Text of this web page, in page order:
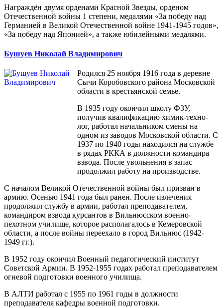
Награждён двумя орденами Красной Звезды, орденом
Отечественной войны 1 степени, медалями «За победу над
Германией в Великой Отечественной войне 1941-1945 годов»,
«За победу над Японией», а также юбилейными медалями.
Бушуев Николай Владимирович
Родился 25 ноября 1916 года в деревне
Сычи Коробовского района Московской
области в крестьянской семье.
В 1935 году окончил школу ФЗУ,
получив квалификацию химик-техно-
лог, работал начальником смены на
одном из заводов Московской области. С
1937 по 1940 годы находился на службе
в рядах РККА в должности командира
взвода. После увольнения в запас
продолжил работу на производстве.
С началом Великой Отечественной войны был призван в
армию. Осенью 1941 года был ранен. После излечения
продолжил службу в армии, работал преподавателем,
командиром взвода курсантов в Вильнюсском военно-
пехотном училище, которое располагалось в Кемеровской
области, а после войны переехало в город Вильнюс (1942-
1949 гг.).
В 1952 году окончил Военный педагогический институт
Советской Армии. В 1952-1955 годах работал преподавателем
огневой подготовки военного училища.
В АЛТИ работал с 1955 по 1961 годы в должности
преподавателя кафедры военной подготовки.